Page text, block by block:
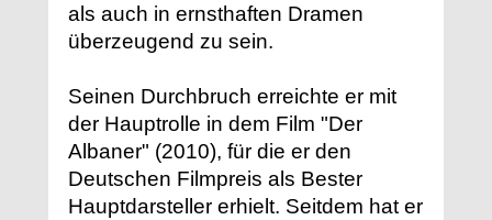
als auch in ernsthaften Dramen
überzeugend zu sein.
Seinen Durchbruch erreichte er mit
der Hauptrolle in dem Film "Der
Albaner" (2010), für die er den
Deutschen Filmpreis als Bester
Hauptdarsteller erhielt. Seitdem hat er